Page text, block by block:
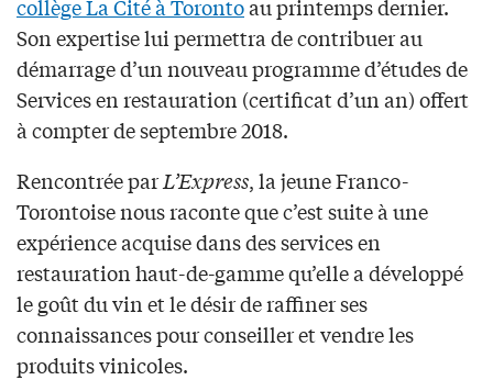
collège La Cité à Torontoau printemps dernier.
Son expertise lui permettra de contribuer au
démarrage d’un nouveau programme d’études de
Services en restauration (certificat d’un an) offert
à compter de septembre 2018.
Rencontrée parL’Express, la jeune Franco-
Torontoise nous raconte que c’est suite à une
expérience acquise dans des services en
restauration haut-de-gamme qu’elle a développé
le goût du vin et le désir de raffiner ses
connaissances pour conseiller et vendre les
produits vinicoles.